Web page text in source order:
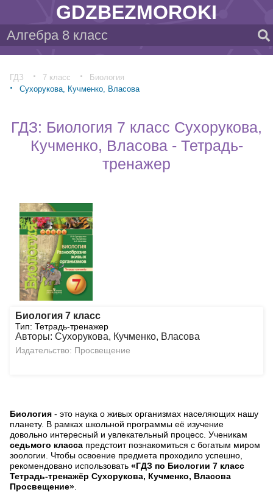
GDZBEZMOROKI
ГДЗ 7 класс
Биология
Сухорукова, Кучменко, Власова
ГДЗ: Биология 7 класс Сухорукова,
Кучменко, Власова - Тетрадь-
тренажер
Биология 7 класс
Тип: Тетрадь-тренажер
Авторы: Сухорукова, Кучменко, Власова
Издательство: Просвещение
Биология - это наука о живых организмах населяющих нашу
планету. В рамках школьной программы её изучение
довольно интересный и увлекательный процесс. Ученикам
седьмого класса предстоит познакомиться с богатым миром
зоологии. Чтобы освоение предмета проходило успешно,
рекомендовано использовать «ГДЗ по Биологии 7 класс
Тетрадь-тренажёр Сухорукова, Кучменко, Власова
Просвещение»